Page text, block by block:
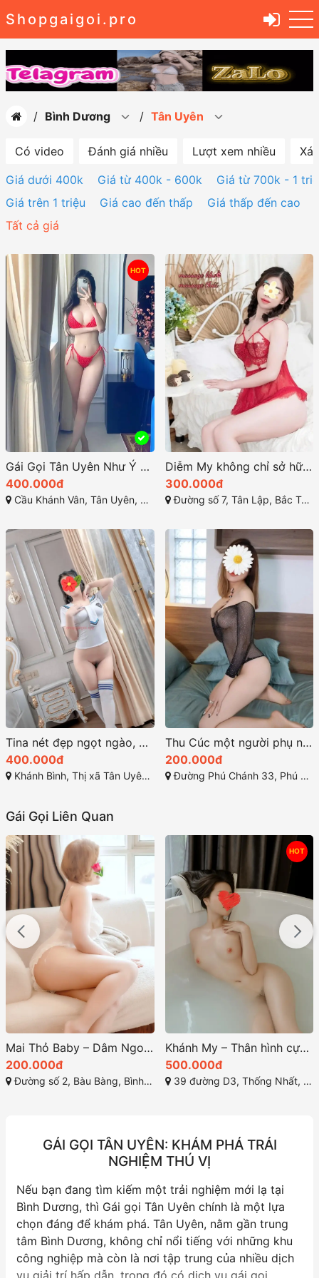
Shopgaigoi.pro
Bình Dương Tân Uyên
Có video Đánh giá nhiều Lượt xem nhiều
Giá dưới 400k
Giá từ 400k - 600k
Giá từ 700k - 1
Giá trên 1 triệu
Giá cao đến thấp
Giá thấp đến cao
Tất cả giá
HOT
Gái Gọi Tân Uyên Như Ý – Dâm Nữ Dáng Dây Baby Siêu Xinh, Body Nóng Bỏng
400.000đ
Cầu Khánh Vân, Tân Uyên, Bình Dương
Diễm My không chỉ sở hữu vẻ đẹp gây thương nhớ
300.000đ
Đường số 7, Tân Lập, Bắc Tân Uyên, Bình Dương
Tina nét đẹp ngọt ngào, dễ gần
400.000đ
Khánh Bình, Thị xã Tân Uyên, Bình Dương
Thu Cúc một người phụ nữ quyến rũ với vẻ đẹp gợi cảm
200.000đ
Đường Phú Chánh 33, Phú Chánh, Tân Uyên, Bình Dương
Gái Gọi Liên Quan
HOT
Khánh My – Thân hình cực gợi cảm, Body đỉnh – Gái gọi Dĩ An Bình Dương xinh đẹp
500.000đ
39 đường D3, Thống Nhất, Dĩ An, Bình Dương
200.000đ
Đường Phú Chánh 33, Phú Chánh, Tân Uyên, Bình Dương
GÁI GỌI TÂN UYÊN: KHÁM PHÁ TRẢI
NGHIỆM THÚ VỊ
Nếu bạn đang tìm kiếm một trải nghiệm mới lạ tại
Bình Dương, thì Gái gọi Tân Uyên chính là một lựa
chọn đáng để khám phá. Tân Uyên, nằm gần trung
tâm Bình Dương, không chỉ nổi tiếng với những khu
công nghiệp mà còn là nơi tập trung của nhiều dịch
vụ giải trí hấp dẫn, trong đó có dịch vụ gái gọi.